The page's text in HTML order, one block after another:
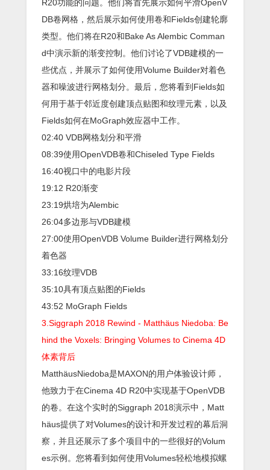
R20功能的问题。他们将首先展示如何平滑OpenV
DB卷网格，然后展示如何使用卷和Fields创建轮廓
类型。他们将在R20和Bake As Alembic Comman
d中演示新的渐变控制。他们讨论了VDB建模的一
些优点，并展示了如何使用Volume Builder对着色
器和噪波进行网格划分。最后，您将看到Fields如
何用于基于邻近度创建顶点贴图和纹理元素，以及
Fields如何在MoGraph效应器中工作。
02:40 VDB网格划分和平滑
08:39使用OpenVDB卷和Chiseled Type Fields
16:40视口中的电影片段
19:12 R20渐变
23:19烘培为Alembic
26:04多边形与VDB建模
27:00使用OpenVDB Volume Builder进行网格划分
着色器
33:16纹理VDB
35:10具有顶点贴图的Fields
43:52 MoGraph Fields
3.Siggraph 2018 Rewind - Matthäus Niedoba: Be
hind the Voxels: Bringing Volumes to Cinema 4D
体素背后
MatthäusNiedoba是MAXON的用户体验设计师，
他致力于在Cinema 4D R20中实现基于OpenVDB
的卷。在这个实时的Siggraph 2018演示中，Matt
häus提供了对Volumes的设计和开发过程的幕后洞
察，并且还展示了多个项目中的一些很好的Volum
es示例。您将看到如何使用Volumes轻松地模拟螺